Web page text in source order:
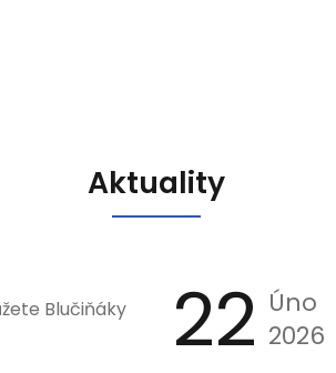
Aktuality
Blučiňáky
22 Úno
2026